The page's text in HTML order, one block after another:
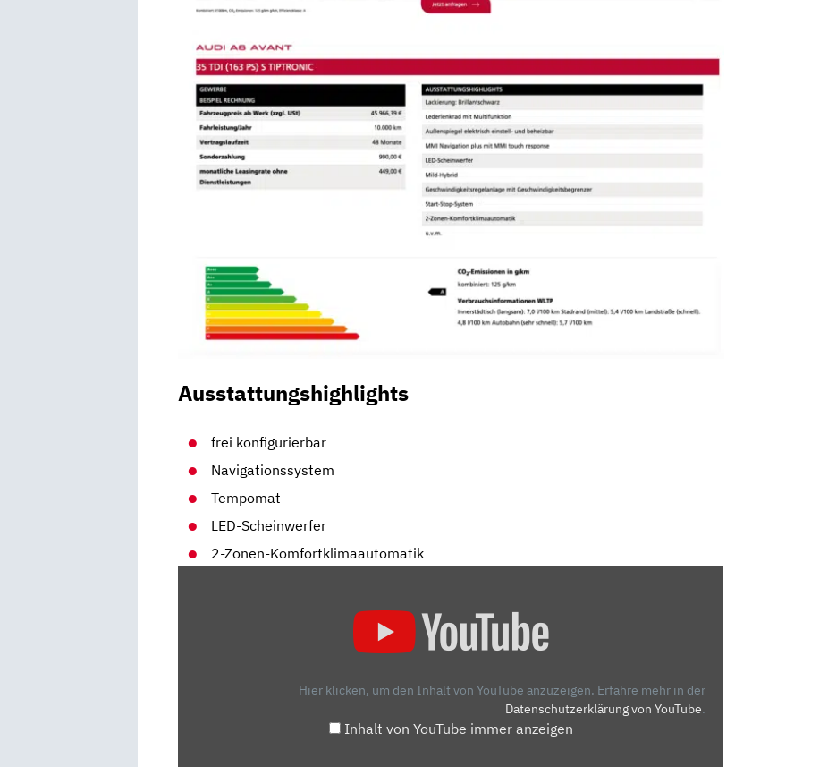
Ausstattungshighlights
frei konfigurierbar
Navigationssystem
Tempomat
LED-Scheinwerfer
2-Zonen-Komfortklimaautomatik
Hier klicken, um den Inhalt von YouTube anzuzeigen. Erfahre mehr in der
Datenschutzerklärung von YouTube.
Inhalt von YouTube immer anzeigen